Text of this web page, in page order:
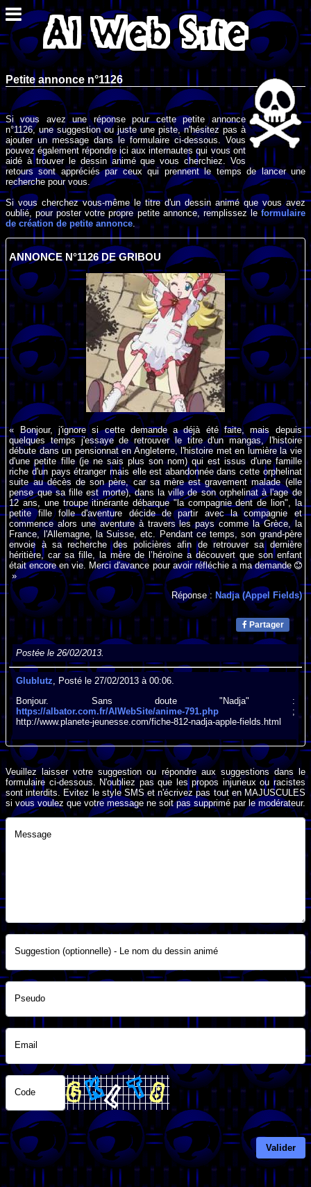
Petite annonce n°1126
Si vous avez une réponse pour cette petite annonce
n°1126, une suggestion ou juste une piste, n'hésitez pas à
ajouter un message dans le formulaire ci-dessous. Vous
pouvez également répondre ici aux internautes qui vous ont
aidé à trouver le dessin animé que vous cherchiez. Vos
retours sont appréciés par ceux qui prennent le temps de lancer une
recherche pour vous.
Si vous cherchez vous-même le titre d'un dessin animé que vous avez
oublié, pour poster votre propre petite annonce, remplissez leformulaire
de création de petite annonce .
ANNONCE N°1126 DE GRIBOU
« Bonjour, j'ignore si cette demande a déjà été faite, mais depuis
quelques temps j'essaye de retrouver le titre d'un mangas, l'histoire
débute dans un pensionnat en Angleterre, l'histoire met en lumière la vie
d'une petite fille (je ne sais plus son nom) qui est issus d'une famille
riche d'un pays étranger mais elle est abandonnée dans cette orphelinat
suite au décès de son père, car sa mère est gravement malade (elle
pense que sa fille est morte), dans la ville de son orphelinat à l'age de
12 ans, une troupe itinérante débarque "la compagnie dent de lion", la
petite fille folle d'aventure décide de partir avec la compagnie et
commence alors une aventure à travers les pays comme la Grèce, la
France, l'Allemagne, la Suisse, etc. Pendant ce temps, son grand-père
envoie à sa recherche des policières afin de retrouver sa dernière
héritière, car sa fille, la mère de l’héroïne a découvert que son enfant
était encore en vie. Merci d'avance pour avoir réfléchie a ma demande
»
Réponse : Nadja (Appel Fields)
Partager
Postée le 26/02/2013.
Glublutz, Posté le 27/02/2013 à 00:06.
Bonjour. Sans doute "Nadja" :
https://albator.com.fr/AlWebSite/anime-791.php ;
http://www.planete-jeunesse.com/fiche-812-nadja-apple-fields.html
Veuillez laisser votre suggestion ou répondre aux suggestions dans le
formulaire ci-dessous. N'oubliez pas que les propos injurieux ou racistes
sont interdits. Evitez le style SMS et n'écrivez pas tout en MAJUSCULES
si vous voulez que votre message ne soit pas supprimé par le modérateur.
Message
Suggestion (optionnelle) - Le nom du dessin animé
Pseudo
Email
Code
Valider